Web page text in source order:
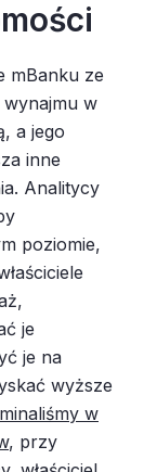
mBanku ze
w
a jego
inne
Analitycy
poziomie,
je
je na
wyższe
w
, przy